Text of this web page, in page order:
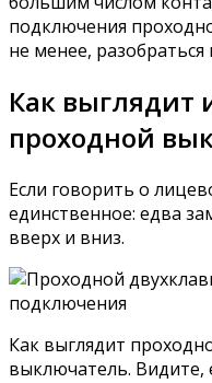
подключения
не менее,
Как выглядит
проходной
Если говорить о
единственное: едва
вверх и вниз.
Как выглядит
выключатель. Видите,